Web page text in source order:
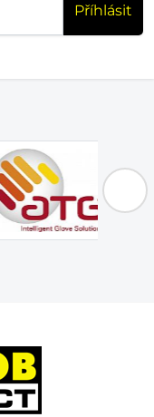
Příhlásit